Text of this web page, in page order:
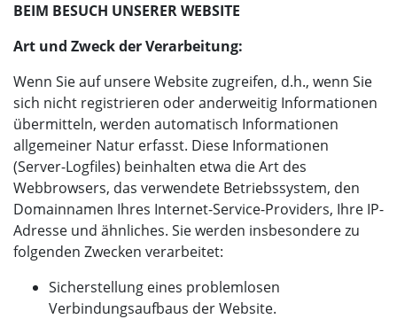
BEIM BESUCH UNSERER WEBSITE
Art und Zweck der Verarbeitung:
Wenn Sie auf unsere Website zugreifen, d.h., wenn Sie
sich nicht registrieren oder anderweitig Informationen
übermitteln, werden automatisch Informationen
allgemeiner Natur erfasst. Diese Informationen
(Server-Logfiles) beinhalten etwa die Art des
Webbrowsers, das verwendete Betriebssystem, den
Domainnamen Ihres Internet-Service-Providers, Ihre IP-
Adresse und ähnliches. Sie werden insbesondere zu
folgenden Zwecken verarbeitet:
Sicherstellung eines problemlosen
Verbindungsaufbaus der Website.